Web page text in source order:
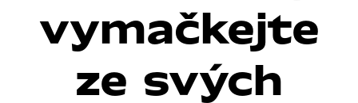
vymačkejte
ze svých